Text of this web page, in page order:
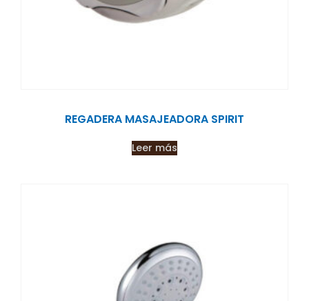
REGADERA MASAJEADORA SPIRIT
Leer más